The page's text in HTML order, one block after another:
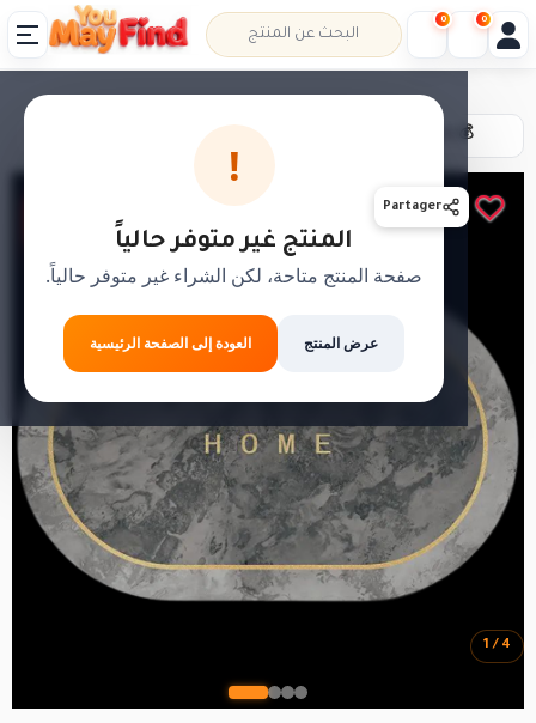
!
المنتج غير متوفر حالياً
صفحة المنتج متاحة، لكن الشراء غير متوفر حالياً.
عرض المنتج العودة إلى الصفحة الرئيسية
📦 حل،قلب،عاد خلص 💰 الدفع عند الاستلام
1 / 4
Partager
0 0